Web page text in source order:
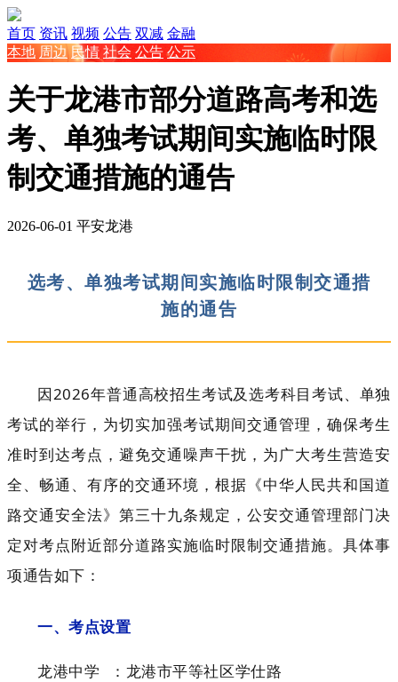
首页 资讯 视频 公告 双减 金融
本地 周边 民情 社会 公告 公示
关于龙港市部分道路高考和选
考、单独考试期间实施临时限
制交通措施的通告
2026-06-01 平安龙港
选考、单独考试期间实施临时限制交通措
施的通告
因2026年普通高校招生考试及选考科目考试、单独
考试的举行，为切实加强考试期间交通管理，确保考生
准时到达考点，避免交通噪声干扰，为广大考生营造安
全、畅通、有序的交通环境，根据《中华人民共和国道
路交通安全法》第三十九条规定，公安交通管理部门决
定对考点附近部分道路实施临时限制交通措施。具体事
项通告如下：
一、考点设置
龙港中学 ：龙港市平等社区学仕路